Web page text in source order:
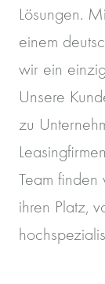
Lösungen.
einem
wir ein
Unsere
zu
Team finden
ihren Platz,